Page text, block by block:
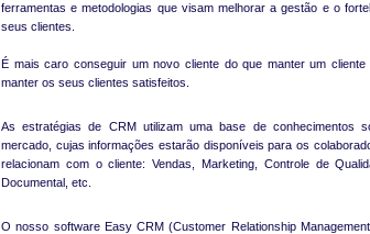
ferramentas e metodologias que visam melhorar a gestão e o
seus clientes.
É mais caro conseguir um novo cliente do que manter um
manter os seus clientes satisfeitos.
As estratégias de CRM utilizam uma base de conhecimentos
mercado, cujas informações estarão disponíveis para os
relacionam com o cliente: Vendas, Marketing, Controle de
Documental, etc.
O nosso software Easy CRM (Customer Relationship